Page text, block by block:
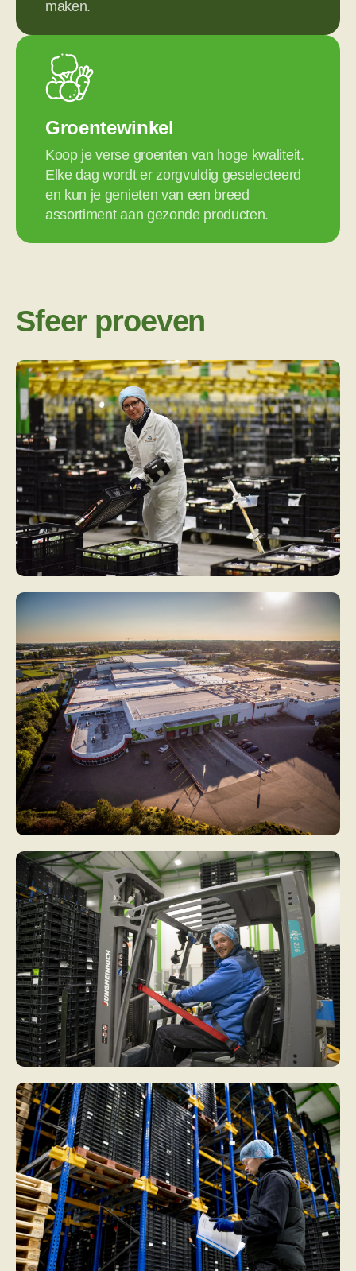
maken.
Groentewinkel
Koop je verse groenten van hoge kwaliteit.
Elke dag wordt er zorgvuldig geselecteerd
en kun je genieten van een breed
assortiment aan gezonde producten.
Sfeer proeven